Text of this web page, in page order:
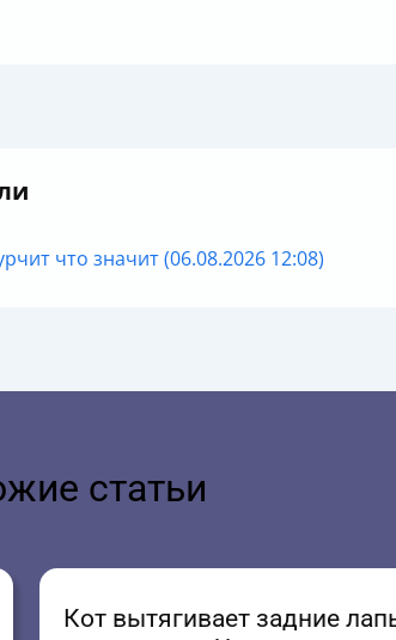
что значит (06.08.2026 12:08)
статьи
Кот вытягивает задние